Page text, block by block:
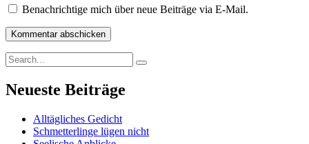
Benachrichtige mich über neue Beiträge via E-Mail.
Search
for:
Search
Neueste Beiträge
Alltägliches Gedicht
Schmetterlinge lügen nicht